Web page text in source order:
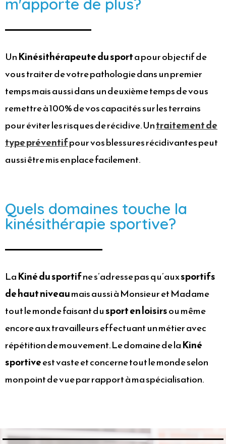
UnKinésithérapeute du sporta pour objectif de
vous traiter de votre pathologie dans un premier
temps mais aussi dans un deuxième temps de vous
remettre à 100% de vos capacités sur les terrains
pour éviter les risques de récidive. Untraitement de
type préventifpour vos blessures récidivantes peut
aussi être mis en place facilement.
Quels domaines touche la
kinésithérapie sportive?
LaKiné du sportifne s’adresse pas qu’auxsportifs
de haut niveaumais aussi à Monsieur et Madame
tout le monde faisant dusport en loisirsou même
encore aux travailleurs effectuant un métier avec
répétition de mouvement. Le domaine de laKiné
sportiveest vaste et concerne tout le monde selon
mon point de vue par rapport à ma spécialisation.